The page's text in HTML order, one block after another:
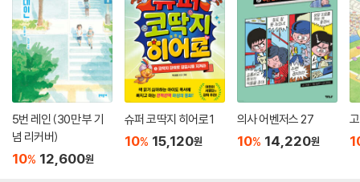
5번 레인 (30만 부 기
념 리커버)
10% 12,600원
슈퍼 코딱지 히어로 1
10% 15,120원
의사 어벤저스 27
10% 14,220원